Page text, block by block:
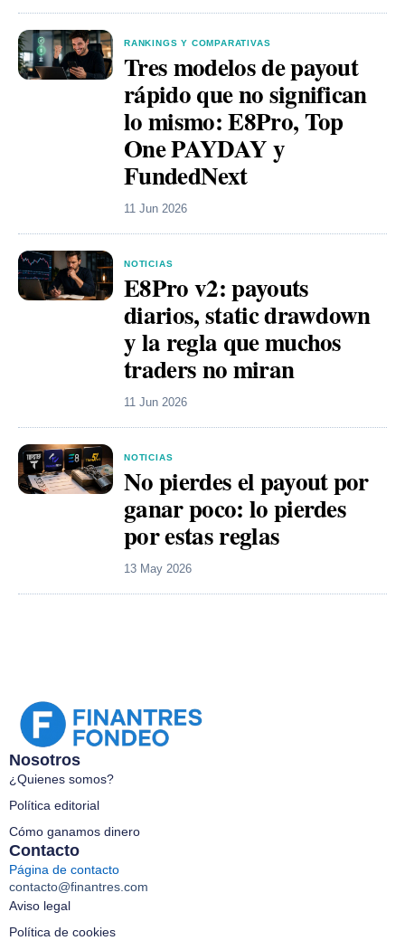
RANKINGS Y COMPARATIVAS
Tres modelos de payout
rápido que no significan
lo mismo: E8Pro, Top
One PAYDAY y
FundedNext
11 Jun 2026
NOTICIAS
E8Pro v2: payouts
diarios, static drawdown
y la regla que muchos
traders no miran
11 Jun 2026
NOTICIAS
No pierdes el payout por
ganar poco: lo pierdes
por estas reglas
13 May 2026
Nosotros
¿Quienes somos?
Política editorial
Cómo ganamos dinero
Contacto
Página de contacto
contacto@finantres.com
Aviso legal
Política de cookies